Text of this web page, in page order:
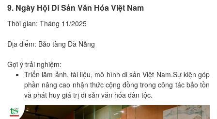
9. Ngày Hội Di Sản Văn Hóa Việt Nam
Thời gian: Tháng 11/2025
Địa điểm: Bảo tàng Đà Nẵng
Gợi ý trải nghiệm:
Triển lãm ảnh, tài liệu, mô hình di sản Việt Nam.Sự kiện góp
phần nâng cao nhận thức cộng đồng trong công tác bảo tồn
và phát huy giá trị di sản văn hóa dân tộc.